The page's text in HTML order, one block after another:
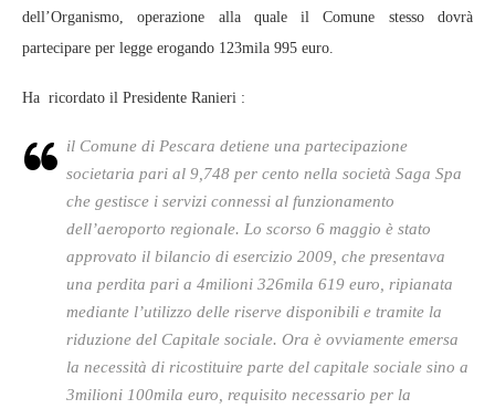
dell’Organismo, operazione alla quale il Comune stesso dovrà
partecipare per legge erogando 123mila 995 euro.
Ha ricordato il Presidente Ranieri :
il Comune di Pescara detiene una partecipazione
societaria pari al 9,748 per cento nella società Saga Spa
che gestisce i servizi connessi al funzionamento
dell’aeroporto regionale. Lo scorso 6 maggio è stato
approvato il bilancio di esercizio 2009, che presentava
una perdita pari a 4milioni 326mila 619 euro, ripianata
mediante l’utilizzo delle riserve disponibili e tramite la
riduzione del Capitale sociale. Ora è ovviamente emersa
la necessità di ricostituire parte del capitale sociale sino a
3milioni 100mila euro, requisito necessario per la